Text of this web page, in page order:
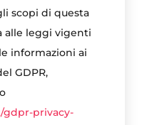
scopi di questa
alle leggi vigenti
informazioni ai
GDPR,
gdpr-privacy-